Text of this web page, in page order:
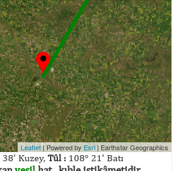
Leaflet| Powered by Esri| Earthstar Geographics
38' Kuzey, Tûl : 108° 21' Batı